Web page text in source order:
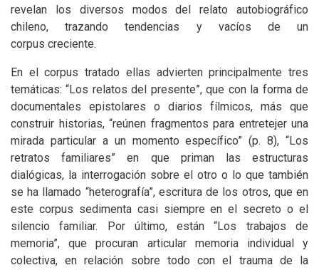
revelan los diversos modos del relato autobiográfico
chileno, trazando tendencias y vacíos de un
corpus creciente.
En el corpus tratado ellas advierten principalmente tres
temáticas: “Los relatos del presente”, que con la forma de
documentales epistolares o diarios fílmicos, más que
construir historias, “reúnen fragmentos para entretejer una
mirada particular a un momento específico” (p. 8), “Los
retratos familiares” en que priman las estructuras
dialógicas, la interrogación sobre el otro o lo que también
se ha llamado “heterografía”, escritura de los otros, que en
este corpus sedimenta casi siempre en el secreto o el
silencio familiar. Por último, están “Los trabajos de
memoria”, que procuran articular memoria individual y
colectiva, en relación sobre todo con el trauma de la